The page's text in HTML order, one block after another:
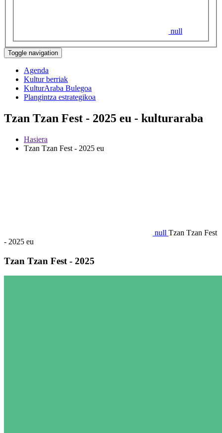
null
Toggle navigation
Agenda
Kultur berriak
KulturAraba Bulegoa
Plangintza estrategikoa
Tzan Tzan Fest - 2025 eu - kulturaraba
Hasiera
Tzan Tzan Fest - 2025 eu
null Tzan Tzan Fest
- 2025 eu
Tzan Tzan Fest - 2025